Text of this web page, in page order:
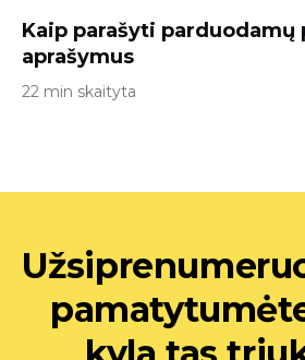
Kaip parašyti parduodamų
aprašymus
22 min skaityta